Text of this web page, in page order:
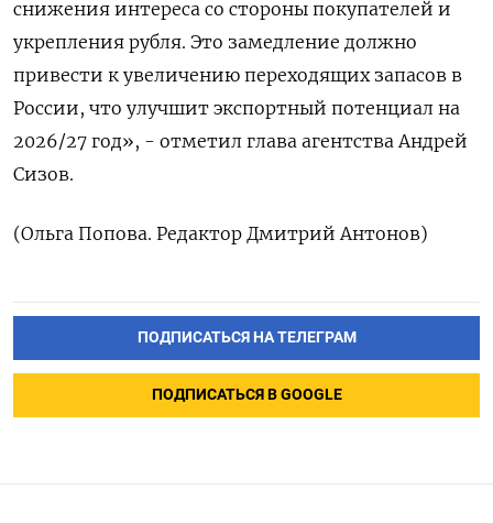
снижения интереса со стороны покупателей и
укрепления рубля. Это замедление ‌должно
привести к увеличению переходящих запасов ‌в
России, что улучшит экспортный потенциал на
2026/27 год», - ​отметил глава агентства Андрей
Сизов.
(Ольга ‌Попова. Редактор Дмитрий Антонов)
ПОДПИСАТЬСЯ НА ТЕЛЕГРАМ
ПОДПИСАТЬСЯ В GOOGLE